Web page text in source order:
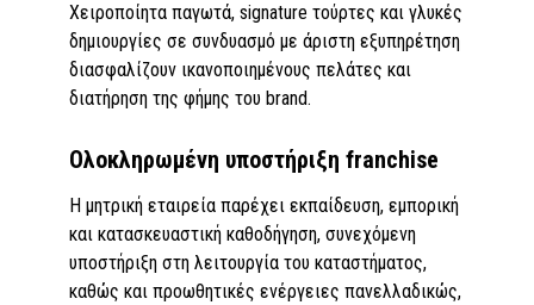
Χειροποίητα παγωτά, signature τούρτες και γλυκές
δημιουργίες σε συνδυασμό με άριστη εξυπηρέτηση
διασφαλίζουν ικανοποιημένους πελάτες και
διατήρηση της φήμης του brand.
Ολοκληρωμένη υποστήριξη franchise
Η μητρική εταιρεία παρέχει εκπαίδευση, εμπορική
και κατασκευαστική καθοδήγηση, συνεχόμενη
υποστήριξη στη λειτουργία του καταστήματος,
καθώς και προωθητικές ενέργειες πανελλαδικώς,